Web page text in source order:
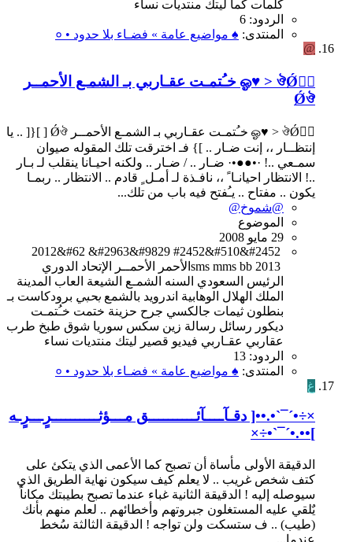
كلمات كما ليتك منتديات نساء
الردود: 6
المنتدى: ♠ مواضيع عامة » فضـاء بلا حدود • ०
@
ஓ♥ > ঔǾঔُ خـُتمـت عقـاربي بـ الشمـع الأحمــر
Ǿঔ
ஓ♥ > ঔǾঔُ خـُتمـت عقـاربي بـ الشمـع الأحمــر Ǿঔ [ ]{[ .. يا
إنتظــار ،، إنت ضـار .. ]} فـ اخترقت تلك المقوله صيوان
سمـعي ..! ·•●●•· ضـار .. / ضـار .. ولكنه احيـانا ينقلب لـ بـار
..! الانتظار احيانـا ً ،، نافـذة لـ أمـل ٍ قادم .. الانتظار .. ربمـا
يكون .. مفتاح .. يـُفتح فيه باب من تلك...
@شموخ@
الموضوع
29 مايو 2008
#2452&#510&#2452
&#2963&#9829
&#62
2012
2013
bb
mms
sms الأحمر الأحمــر الإتحاد الدوري
الرئيس السعودي السنه الشمـع الشيعة العاب المدينة
الملك الهلال الوهابية اندرويد بالشمعبحبي برودكاست بـ
بنطلون ثيمات جالكسي جرح حزينة ختمت خـُتمـت
ديكور رسائل رسالة زين سكس سوريا شوق طبخ طرب
عقاربي عقـاربي فيديو قصير ليتك منتديات نساء
الردود: 13
المنتدى: ♠ مواضيع عامة » فضـاء بلا حدود • ०
غ
×÷•´¯`•.••[ دقـآــــآئــــــــــق مـــؤثــــــــــرٍـــرٍـه
]••.•´¯`•÷×
الدقيقة الأولى مأساة أن تصبح كما الأعمى الذي يتكئ على
كتف شخص غريب .. لا يعلم كيف سيكون نهاية الطريق الذي
سيوصله إليه ! الدقيقة الثانية غباء عندما تصبح بطيبتك مكاناً
يٌلقي عليه المستغلون جبروتهم وأخطائهم .. لعلم منهم بأنك
(طيب) .. ف ستسكت ولن تواجه ! الدقيقة الثالثة سُخط